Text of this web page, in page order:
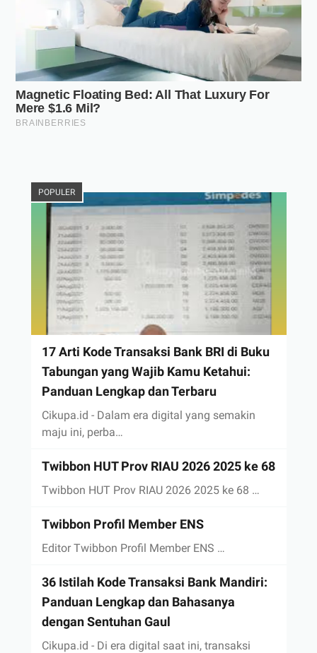
POPULER
17 Arti Kode Transaksi Bank BRI di Buku
Tabungan yang Wajib Kamu Ketahui:
Panduan Lengkap dan Terbaru
Cikupa.id - Dalam era digital yang semakin
maju ini, perba…
Twibbon HUT Prov RIAU 2026 2025 ke 68
Twibbon HUT Prov RIAU 2026 2025 ke 68 …
Twibbon Profil Member ENS
Editor Twibbon Profil Member ENS …
36 Istilah Kode Transaksi Bank Mandiri:
Panduan Lengkap dan Bahasanya
dengan Sentuhan Gaul
Cikupa.id - Di era digital saat ini, transaksi